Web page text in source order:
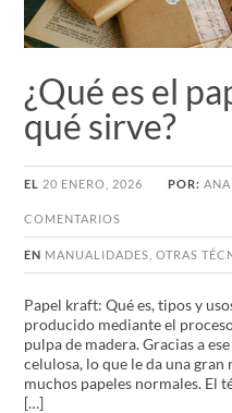
¿Qué es el
qué sirve?
EL 20 ENERO, 2026 POR:
COMENTARIOS
EN MANUALIDADES ,OTRAS
Papel kraft: Qué es, tipos y
producido mediante el
pulpa de madera. Gracias a
celulosa, lo que le da una
muchos papeles normales. El
[…]